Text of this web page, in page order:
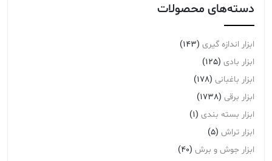
دسته‌های محصولات
ابزار اندازه گیری (143)
ابزار بادی (125)
ابزار باغبانی (178)
ابزار برقی (1738)
ابزار بسته بندی (1)
ابزار تراش (5)
ابزار جوش و برش (40)